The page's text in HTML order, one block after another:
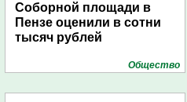
Соборной площади в
Пензе оценили в сотни
тысяч рублей
Общество